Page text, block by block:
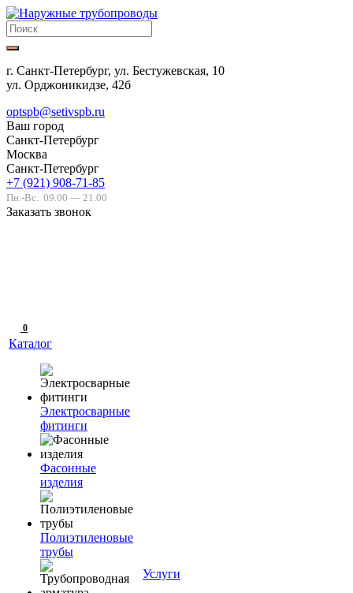
г. Санкт-Петербург, ул. Бестужевская, 10
ул. Орджоникидзе, 42б
optspb@setivspb.ru
Ваш город
Санкт-Петербург
Москва
Санкт-Петербург
+7 (921) 908-71-85
Пн.-Вс. 09.00 — 21.00
Заказать звонок
0
Каталог
Электросварные
фитинги
Фасонные
изделия
Полиэтиленовые
трубы
Услуги